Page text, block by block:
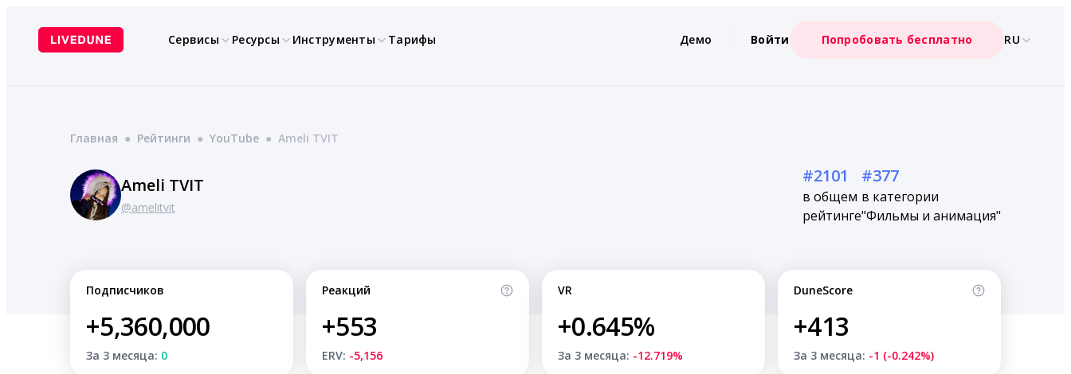
содержимому
Сервисы Ресурсы Инструменты Тарифы Демо Войти Попробовать бесплатно RU
Главная ● Рейтинги ● YouTube ● Ameli TVIT
Ameli TVIT
@amelitvit
#2101
в общем
рейтинге
#377
в категории
"Фильмы и анимация"
Подписчиков
+5,360,000
За 3 месяца: 0
Реакций
+553
ERV: -5,156
VR
+0.645%
За 3 месяца: -12.719%
DuneScore
+413
За 3 месяца: -1 (-0.242%)